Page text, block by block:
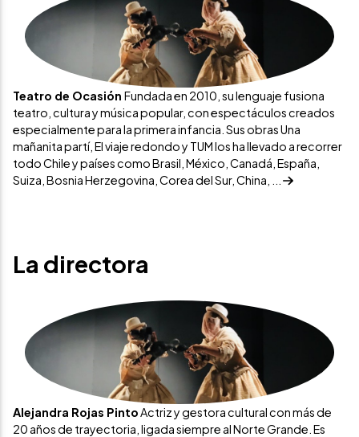
Teatro de Ocasión Fundada en 2010, su lenguaje fusiona
teatro, cultura y música popular, con espectáculos creados
especialmente para la primera infancia. Sus obras Una
mañanita partí, El viaje redondo y TUM los ha llevado a recorrer
todo Chile y países como Brasil, México, Canadá, España,
Suiza, Bosnia Herzegovina, Corea del Sur, China, ...
La directora
Alejandra Rojas PintoActriz y gestora cultural con más de
20 años de trayectoria, ligada siempre al Norte Grande. Es